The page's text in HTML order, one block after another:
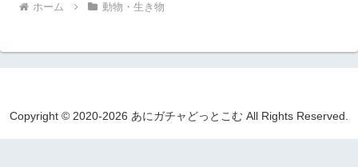
ホーム 動物・生き物
Copyright © 2020-2026 あにガチャどっとこむ All Rights Reserved.